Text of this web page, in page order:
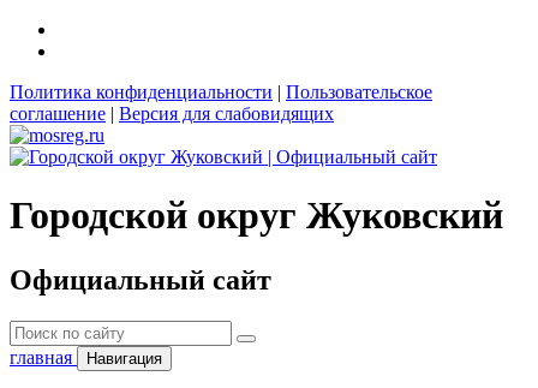
Политика конфиденциальности | Пользовательское
соглашение | Версия для слабовидящих
Городской округ Жуковский
Официальный сайт
главная Навигация